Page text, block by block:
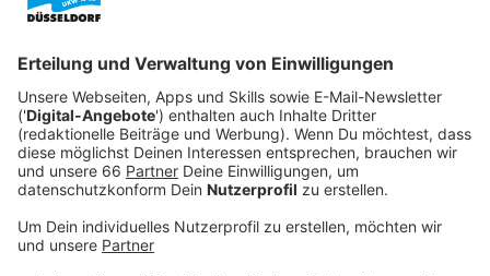
Anzeige
Es waren nicht nur mehr Besucherinnen und Besucher:
Schauspielhaus meldet für die letzte Saison eine